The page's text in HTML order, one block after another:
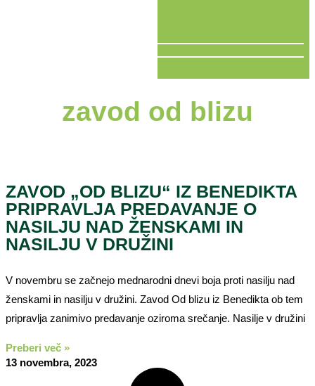
zavod od blizu
ZAVOD „OD BLIZU“ IZ BENEDIKTA
PRIPRAVLJA PREDAVANJE O
NASILJU NAD ŽENSKAMI IN
NASILJU V DRUŽINI
V novembru se začnejo mednarodni dnevi boja proti nasilju nad
ženskami in nasilju v družini. Zavod Od blizu iz Benedikta ob tem
pripravlja zanimivo predavanje oziroma srečanje. Nasilje v družini
Preberi več »
13 novembra, 2023